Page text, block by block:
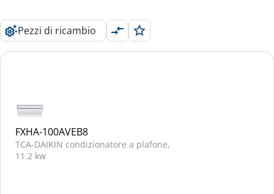
Pezzi di ricambio
FXHA-100AVEB8
TCA-DAIKIN condizionatore a plafone,
11.2 kw